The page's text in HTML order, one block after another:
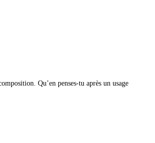
Qu’en penses-tu après un usage